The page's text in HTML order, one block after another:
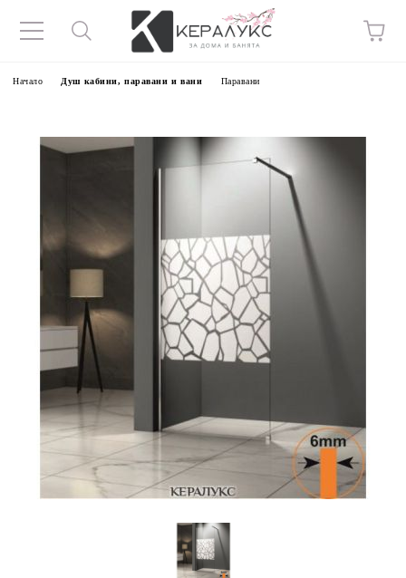
Начало Душ кабини, паравани и вани Паравани